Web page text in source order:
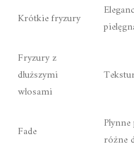
Krótkie fryzury
Fryzury z
dłuższymi
włosami
Fade
różne